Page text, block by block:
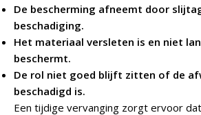
De bescherming afneemt door
beschadiging.
Het materiaal versleten is en niet
beschermt.
De rol niet goed blijft zitten of de
beschadigd is.
Een tijdige vervanging zorgt ervoor